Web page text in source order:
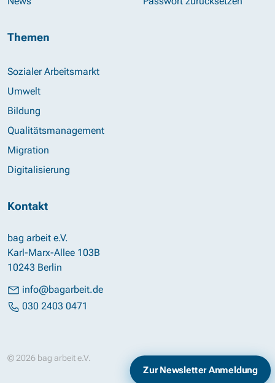
Themen
Sozialer Arbeitsmarkt
Umwelt
Bildung
Qualitätsmanagement
Migration
Digitalisierung
Kontakt
bag arbeit e.V.
Karl-Marx-Allee 103B
10243 Berlin
info@bagarbeit.de
030 2403 0471
© 2026 bag arbeit e.V. Datenschutz
Zur Newsletter Anmeldung